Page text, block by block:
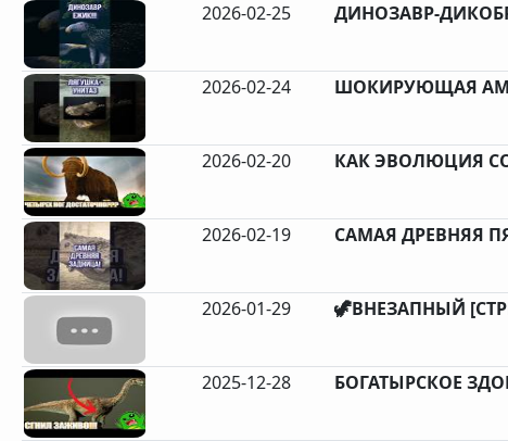
2026-02-25 ДИНОЗАВР-
2026-02-24 ШОКИРУЮЩАЯ
2026-02-20 КАК ЭВОЛЮЦИЯ
2026-02-19 САМАЯ ДРЕВНЯЯ
2026-01-29 🦖ВНЕЗАПНЫЙ
2025-12-28 БОГАТЫРСКОЕ